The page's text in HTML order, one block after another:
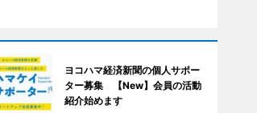
ヨコハマ経済新聞の個人サポー
ター募集 【New】会員の活動
紹介始めます